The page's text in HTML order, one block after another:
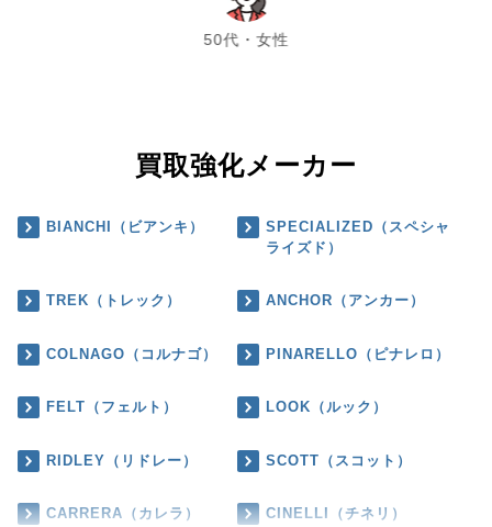
50代・女性
買取強化メーカー
BIANCHI（ビアンキ）
SPECIALIZED（スペシャ
ライズド）
TREK（トレック） ANCHOR（アンカー）
COLNAGO（コルナゴ） PINARELLO（ピナレロ）
FELT（フェルト） LOOK（ルック）
RIDLEY（リドレー） SCOTT（スコット）
CARRERA（カレラ） CINELLI（チネリ）